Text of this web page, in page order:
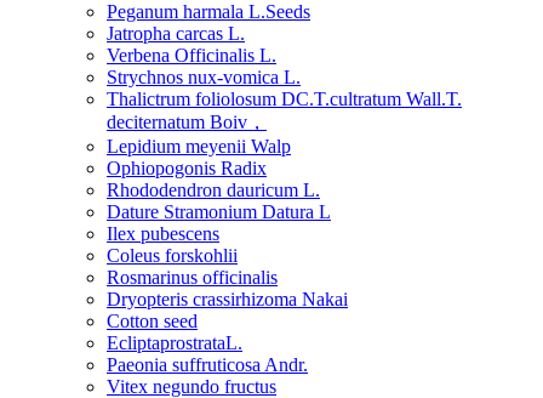
Peganum harmala L.Seeds
Jatropha carcas L.
Verbena Officinalis L.
Strychnos nux-vomica L.
Thalictrum foliolosum DC.T.cultratum Wall.T.
deciternatum Boiv，
Lepidium meyenii Walp
Ophiopogonis Radix
Rhododendron dauricum L.
Dature Stramonium Datura L
Ilex pubescens
Coleus forskohlii
Rosmarinus officinalis
Dryopteris crassirhizoma Nakai
Cotton seed
EcliptaprostrataL.
Paeonia suffruticosa Andr.
Vitex negundo fructus